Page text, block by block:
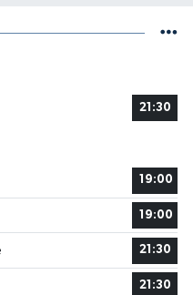
21:30
19:00
19:00
21:30
21:30